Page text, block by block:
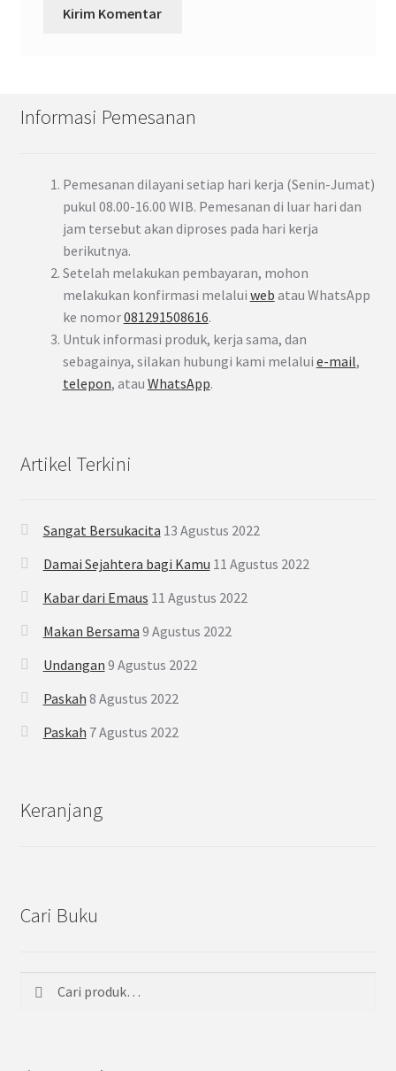
Informasi Pemesanan
Pemesanan dilayani setiap hari kerja (Senin-Jumat)
pukul 08.00-16.00 WIB. Pemesanan di luar hari dan
jam tersebut akan diproses pada hari kerja
berikutnya.
Setelah melakukan pembayaran, mohon
melakukan konfirmasi melalui web atau WhatsApp
ke nomor081291508616.
Untuk informasi produk, kerja sama, dan
sebagainya, silakan hubungi kami melalui e-mail,
telepon, atau WhatsApp.
Artikel Terkini
Sangat Bersukacita 13 Agustus 2022
Damai Sejahtera bagi Kamu 11 Agustus 2022
Kabar dari Emaus 11 Agustus 2022
Makan Bersama 9 Agustus 2022
Undangan 9 Agustus 2022
Paskah 8 Agustus 2022
Paskah 7 Agustus 2022
Keranjang
Cari Buku
Pencarian